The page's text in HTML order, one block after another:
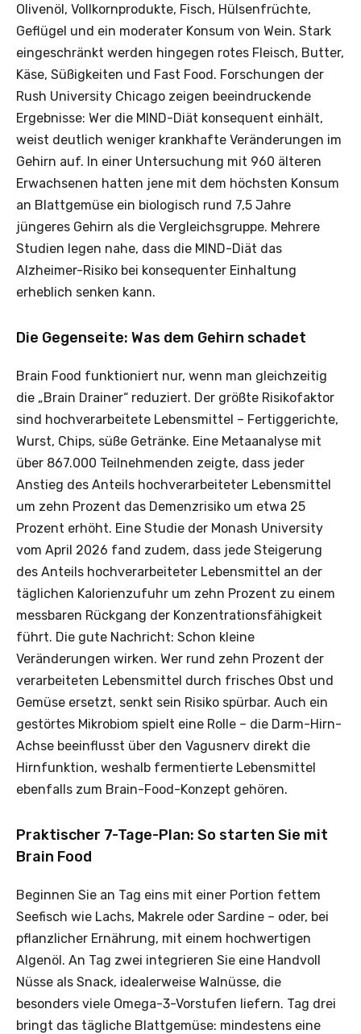
Olivenöl, Vollkornprodukte, Fisch, Hülsenfrüchte,
Geflügel und ein moderater Konsum von Wein. Stark
eingeschränkt werden hingegen rotes Fleisch, Butter,
Käse, Süßigkeiten und Fast Food. Forschungen der
Rush University Chicago zeigen beeindruckende
Ergebnisse: Wer die MIND-Diät konsequent einhält,
weist deutlich weniger krankhafte Veränderungen im
Gehirn auf. In einer Untersuchung mit 960 älteren
Erwachsenen hatten jene mit dem höchsten Konsum
an Blattgemüse ein biologisch rund 7,5 Jahre
jüngeres Gehirn als die Vergleichsgruppe. Mehrere
Studien legen nahe, dass die MIND-Diät das
Alzheimer-Risiko bei konsequenter Einhaltung
erheblich senken kann.
Die Gegenseite: Was dem Gehirn schadet
Brain Food funktioniert nur, wenn man gleichzeitig
die „Brain Drainer“ reduziert. Der größte Risikofaktor
sind hochverarbeitete Lebensmittel – Fertiggerichte,
Wurst, Chips, süße Getränke. Eine Metaanalyse mit
über 867.000 Teilnehmenden zeigte, dass jeder
Anstieg des Anteils hochverarbeiteter Lebensmittel
um zehn Prozent das Demenzrisiko um etwa 25
Prozent erhöht. Eine Studie der Monash University
vom April 2026 fand zudem, dass jede Steigerung
des Anteils hochverarbeiteter Lebensmittel an der
täglichen Kalorienzufuhr um zehn Prozent zu einem
messbaren Rückgang der Konzentrationsfähigkeit
führt. Die gute Nachricht: Schon kleine
Veränderungen wirken. Wer rund zehn Prozent der
verarbeiteten Lebensmittel durch frisches Obst und
Gemüse ersetzt, senkt sein Risiko spürbar. Auch ein
gestörtes Mikrobiom spielt eine Rolle – die Darm-Hirn-
Achse beeinflusst über den Vagusnerv direkt die
Hirnfunktion, weshalb fermentierte Lebensmittel
ebenfalls zum Brain-Food-Konzept gehören.
Praktischer 7-Tage-Plan: So starten Sie mit
Brain Food
Beginnen Sie an Tag eins mit einer Portion fettem
Seefisch wie Lachs, Makrele oder Sardine – oder, bei
pflanzlicher Ernährung, mit einem hochwertigen
Algenöl. An Tag zwei integrieren Sie eine Handvoll
Nüsse als Snack, idealerweise Walnüsse, die
besonders viele Omega-3-Vorstufen liefern. Tag drei
bringt das tägliche Blattgemüse: mindestens eine